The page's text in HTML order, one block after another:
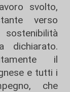
svolto,
verso
dichiarato.
il
e tutti i
che